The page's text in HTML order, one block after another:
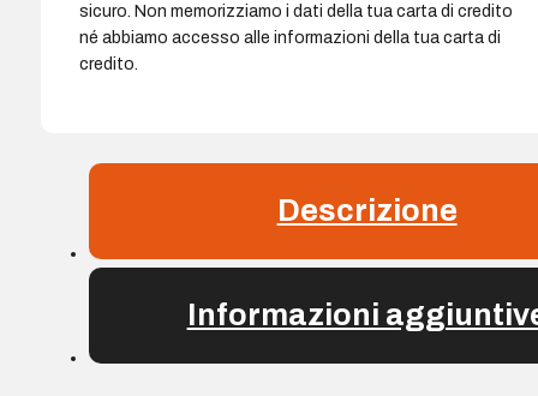
sicuro. Non memorizziamo i dati della tua carta di credito
né abbiamo accesso alle informazioni della tua carta di
credito.
Descrizione
Informazioni